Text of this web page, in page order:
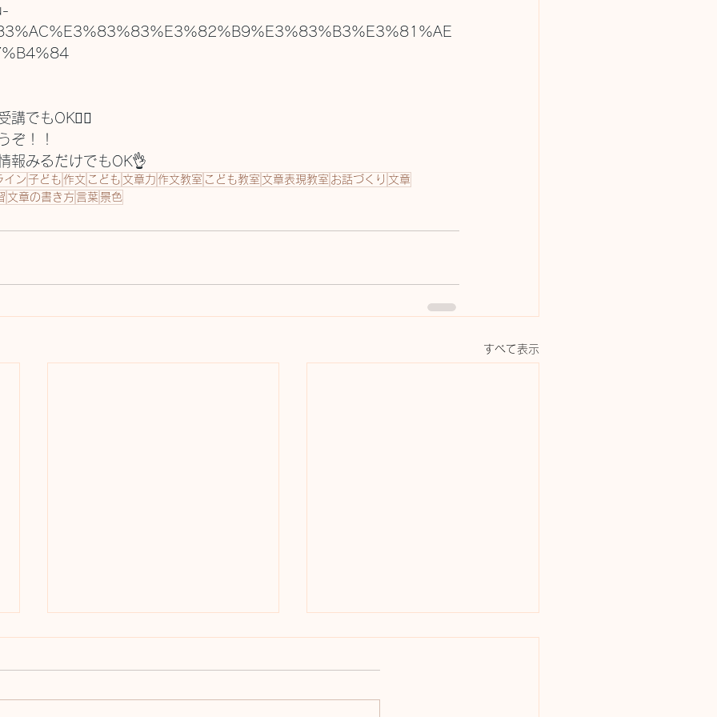
講でもOK🙆‍♀️
ぞ！！
報みるだけでもOK👌
イン 子ども 作文 こども 文章力 作文教室 こども教室 文章表現教室 お話づくり 文章
文章の書き方 言葉 景色
すべて表示